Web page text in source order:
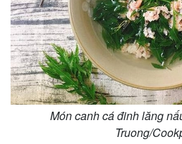
Thế giới
Quan sát
Cuộc sống đó đây
E-
Món canh cá đinh lăng
Truong/